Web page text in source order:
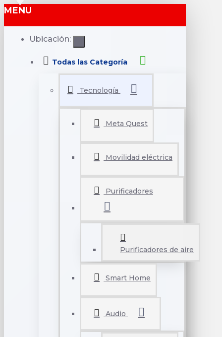
MENU
Ubicación:
Todas las Categoría
Tecnología
Meta Quest
Movilidad eléctrica
Purificadores
Purificadores de aire
Smart Home
Audio